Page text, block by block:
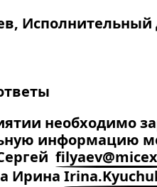
необходимо
информацию
Ирина